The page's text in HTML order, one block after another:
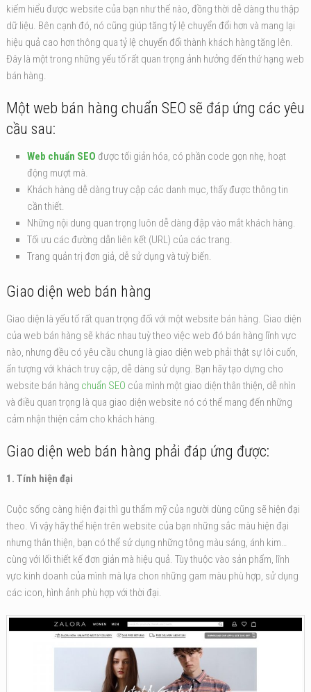
kiếm hiểu được website của bạn như thế nào, đồng thời dễ dàng thu thập
dữ liệu. Bên cạnh đó, nó cũng giúp tăng tỷ lệ chuyển đổi hơn và mang lại
hiệu quả cao hơn thông qua tỷ lệ chuyển đổi thành khách hàng tăng lên.
Đây là một trong những yếu tố rất quan trọng ảnh hưởng đến thứ hạng web
bán hàng.
Một web bán hàng chuẩn SEO sẽ đáp ứng các yêu
cầu sau:
Web chuẩn SEO được tối giản hóa, có phần code gọn nhẹ, hoạt
động mượt mà.
Khách hàng dễ dàng truy cập các danh mục, thấy được thông tin
cần thiết.
Những nội dung quan trọng luôn dễ dàng đập vào mắt khách hàng.
Tối ưu các đường dẫn liên kết (URL) của các trang.
Trang quản trị đơn giả, dễ sử dụng và tuỳ biến.
Giao diện web bán hàng
Giao diện là yếu tố rất quan trọng đối với một website bán hàng. Giao diện
của web bán hàng sẽ khác nhau tuỳ theo việc web đó bán hàng lĩnh vực
nào, nhưng đều có yêu cầu chung là giao diện web phải thật sự lôi cuốn,
ấn tượng với khách truy cập, dễ dàng sử dụng. Bạn hãy tạo dựng cho
website bán hàng chuẩn SEO của mình một giao diện thân thiện, dễ nhìn
và điều quan trọng là qua giao diện website nó có thể mang đến những
cảm nhận thiện cảm cho khách hàng.
Giao diện web bán hàng phải đáp ứng được:
1. Tính hiện đại
Cuộc sống càng hiện đại thì gu thẩm mỹ của người dùng cũng sẽ hiện đại
theo. Vì vậy hãy thể hiện trên website của bạn những sắc màu hiện đại
nhưng thân thiện, bạn có thể sử dụng những tông màu sáng, ánh kim…
cùng với lối thiết kế đơn giản mà hiệu quả. Tùy thuộc vào sản phẩm, lĩnh
vực kinh doanh của mình mà lựa chon những gam màu phù hợp, sử dụng
các icon, hình ảnh phù hợp với thời đại.